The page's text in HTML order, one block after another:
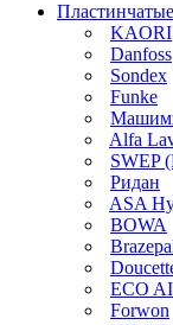
KAORI
Danfoss
Sondex
Funke
Alfa
SWEP
Ридан
ASA
BOWA
ECO
Forwon